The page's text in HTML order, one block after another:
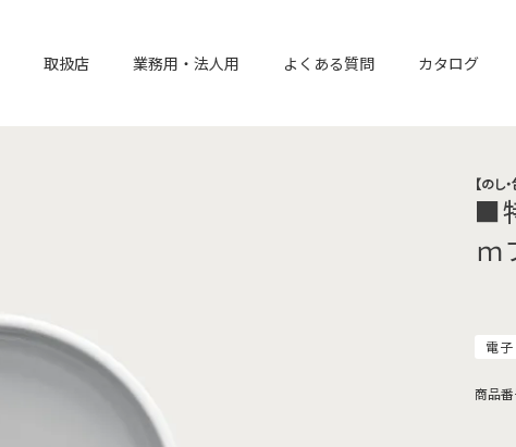
取扱店 業務用・法人用 よくある質問 カタログ
【のし
■
ｍ
電
商品